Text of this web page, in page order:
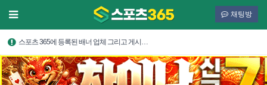
채팅방
스포츠 365에 등록된 배너 업체 그리고 게시…